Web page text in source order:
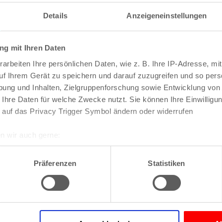
Details Anzeigeneinstellungen
mit Ihren Daten
Ihre persönlichen Daten, wie z. B. Ihre IP-Adresse,
Ihrem Gerät zu speichern und darauf zuzugreifen und so
und Inhalten, Zielgruppenforschung sowie Entwicklung
Daten für welche Zwecke nutzt. Sie können Ihre
das Privacy Trigger Symbol ändern oder widerrufen
geografische Lage erfassen, welche bis auf einige Meter
Scannen nach bestimmten Merkmalen (Fingerprinting)
Ihre persönlichen Daten verarbeitet werden, und legen Sie
und Anzeigen zu personalisieren, Funktionen für soziale
Präferenzen Statistiken
Zur Website
Fr: 12 – 15 Uhr und 17 –
Sa: 12 – 23:30 Uhr
So: 10 -21:30 Uhr